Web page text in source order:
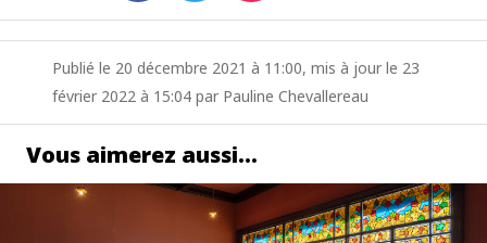
Publié le 20 décembre 2021 à 11:00, mis à jour le 23
février 2022 à 15:04 par Pauline Chevallereau
Vous aimerez aussi…